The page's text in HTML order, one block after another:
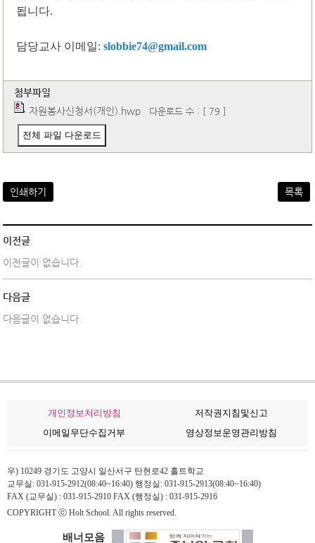
됩니다.
담당교사 이메일:slobbie74@gmail.com
첨부파일
자원봉사신청서(개인).hwp 다운로드 수 : [ 79 ]
전체 파일 다운로드
인쇄하기 목록
이전글
이전글이 없습니다.
다음글
다음글이 없습니다.
개인정보처리방침
저작권지침및신고
이메일무단수집거부
영상정보운영관리방침
우) 10249 경기도 고양시 일산서구 탄현로42 홀트학교
교무실: 031-915-2912(08:40~16:40) 행정실: 031-915-2913(08:40~16:40)
FAX (교무실) : 031-915-2910 FAX (행정실) : 031-915-2916
COPYRIGHT ⓒ Holt School. All rights reserved.
배너모음